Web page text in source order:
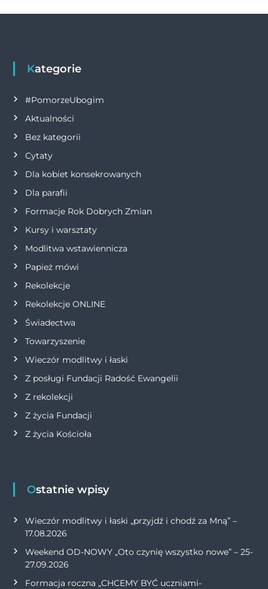
k
w
g
a
c
j
a
w
p
i
s
u
Kategorie
#PomorzeUbogim
Aktualności
Bez kategorii
Cytaty
Dla kobiet konsekrowanych
Dla parafii
Formacje Rok Dobrych Zmian
Kursy i warsztaty
Modlitwa wstawiennicza
Papież mówi
Rekolekcje
Rekolekcje ONLINE
Świadectwa
Towarzyszenie
Wieczór modlitwy i łaski
Z posługi Fundacji Radość Ewangelii
Z rekolekcji
Z życia Fundacji
Z życia Kościoła
Ostatnie wpisy
Wieczór modlitwy i łaski „przyjdź i chodź za Mną” –
17.08.2026
Weekend OD-NOWY „Oto czynię wszystko nowe” – 25-
27.09.2026
Formacja roczna „CHCEMY BYĆ uczniami-